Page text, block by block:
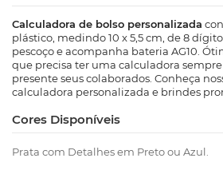
Calculadora de bolso personalizada
plástico, medindo 10 x 5,5 cm, de 8
pescoço e acompanha bateria AG10.
que precisa ter uma calculadora
presente seus colaborados. Conheça
calculadora personalizada e brindes
Cores Disponíveis
Prata com Detalhes em Preto ou Azul.